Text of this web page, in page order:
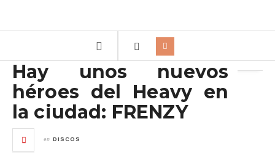
Power Records
Hay unos nuevos
héroes del Heavy en
la ciudad: FRENZY
en DISCOS